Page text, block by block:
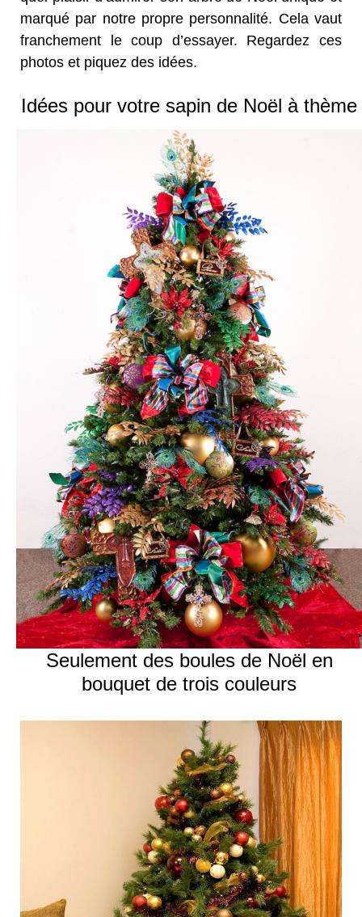
marqué par notre propre personnalité. Cela vaut
franchement le coup d’essayer. Regardez ces
photos et piquez des idées.
Idées pour votre sapin de Noël à thème
Seulement des boules de Noël en
bouquet de trois couleurs